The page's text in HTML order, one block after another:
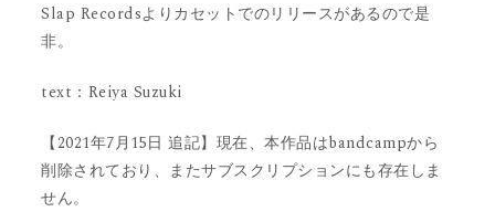
Slap Recordsよりカセットでのリリースがあるので是
非。
text：Reiya Suzuki
【2021年7月15日 追記】現在、本作品はbandcampから
削除されており、またサブスクリプションにも存在しま
せん。